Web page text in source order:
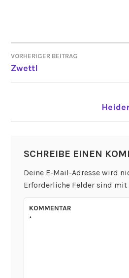
VORHERIGER BEITRAG
Zwettl
SCHREIBE EINEN
Deine E-Mail-Adresse wird
Erforderliche Felder sind mit
KOMMENTAR
*